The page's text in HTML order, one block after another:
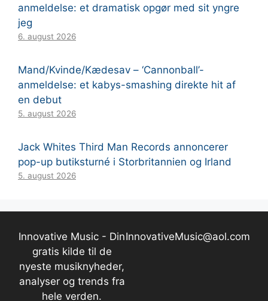
anmeldelse: et dramatisk opgør med sit yngre
jeg
6. august 2026
Mand/Kvinde/Kædesav – ‘Cannonball’-
anmeldelse: et kabys-smashing direkte hit af
en debut
5. august 2026
Jack Whites Third Man Records annoncerer
pop-up butiksturné i Storbritannien og Irland
5. august 2026
Innovative Music - Din
gratis kilde til de
nyeste musiknyheder,
analyser og trends fra
hele verden.
InnovativeMusic@aol.com